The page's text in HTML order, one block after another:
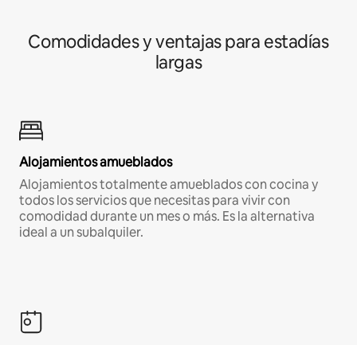
Comodidades y ventajas para estadías
largas
Alojamientos amueblados
Alojamientos totalmente amueblados con cocina y
todos los servicios que necesitas para vivir con
comodidad durante un mes o más. Es la alternativa
ideal a un subalquiler.